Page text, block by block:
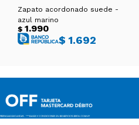
Zapato acordonado suede -
azul marino
$ 1.990
$ 1.692